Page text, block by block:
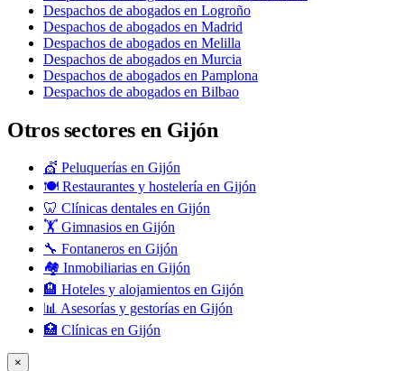
Despachos de abogados en Logroño
Despachos de abogados en Madrid
Despachos de abogados en Melilla
Despachos de abogados en Murcia
Despachos de abogados en Pamplona
Despachos de abogados en Bilbao
Otros sectores en Gijón
💇 Peluquerías en Gijón
🍽️ Restaurantes y hostelería en Gijón
🦷 Clínicas dentales en Gijón
🏋️ Gimnasios en Gijón
🔧 Fontaneros en Gijón
🏘️ Inmobiliarias en Gijón
🏨 Hoteles y alojamientos en Gijón
📊 Asesorías y gestorías en Gijón
🏥 Clínicas en Gijón
×